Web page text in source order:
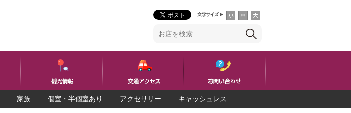
家族 個室・半個室あり アクセサリー キャッシュレス